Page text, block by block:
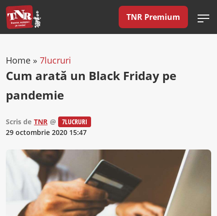
TNR Premium
Home » 7lucruri
Cum arată un Black Friday pe
pandemie
Scris de TNR @
7LUCRURI
29 octombrie 2020 15:47